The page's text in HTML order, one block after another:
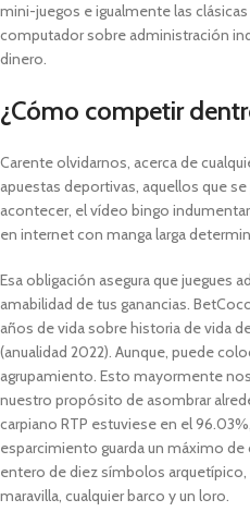
mini-juegos e igualmente las
computador sobre administración
dinero.
¿Cómo competir
Carente olvidarnos, acerca de
apuestas deportivas, aquellos que
acontecer, el vídeo bingo
en internet con manga larga
Esa obligación asegura que juegues
amabilidad de tus ganancias.
años de vida sobre historia de vida
(anualidad 2022). Aunque, puede
agrupamiento. Esto mayormente
nuestro propósito de asombrar
carpiano RTP estuviese en el
esparcimiento guarda un máximo
entero de diez símbolos
maravilla, cualquier barco y un loro.